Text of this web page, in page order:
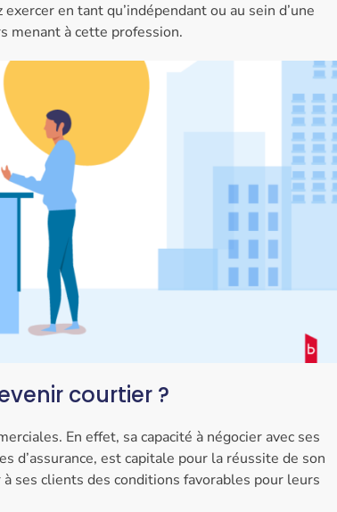
en tant qu’indépendant ou au sein d’une
menant à cette profession.
courtier ?
En effet, sa capacité à négocier avec ses
d’assurance, est capitale pour la réussite de son
ses clients des conditions favorables pour leurs